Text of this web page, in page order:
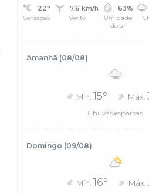
22°
Sensação
7.6 km/h
Vento
63%
Umidade
do ar
Amanhã (08/08)
Mín. 15° Máx.
Chuvas esparsas
Domingo (09/08)
Mín. 16° Máx.